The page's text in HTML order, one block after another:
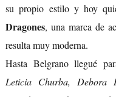
su propio estilo y hoy
Dragones, una marca de
resulta muy moderna.
Hasta Belgrano llegué
Leticia Churba, Debora